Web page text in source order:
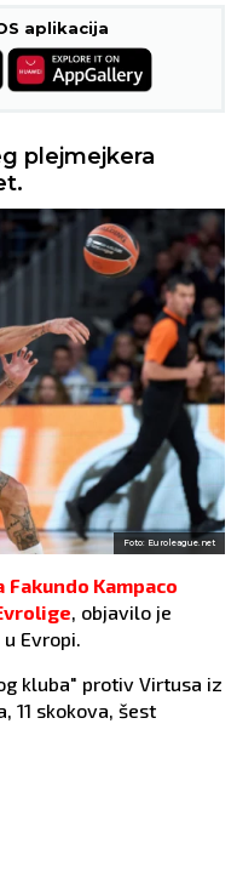
aplikacija
plejmejkera
Foto: Euroleague.net
Fakundo Kampaco
, objavilo je
Evropi.
kluba" protiv Virtusa iz
11 skokova, šest